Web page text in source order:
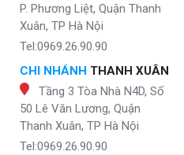
P. Phương Liệt, Quận Thanh
Xuân, TP Hà Nội
Tel:0969.26.90.90
CHI NHÁNH THANH XUÂN
Tầng 3 Tòa Nhà N4D, Số
50 Lê Văn Lương, Quận
Thanh Xuân, TP Hà Nội
Tel:0969.26.90.90